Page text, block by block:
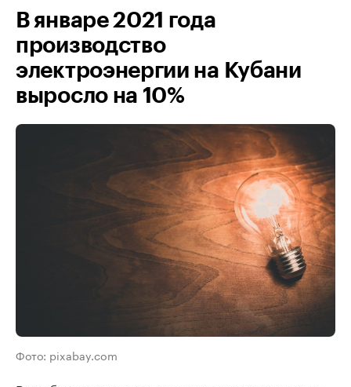
В январе 2021 года
производство
электроэнергии на Кубани
выросло на 10%
Фото: pixabay.com